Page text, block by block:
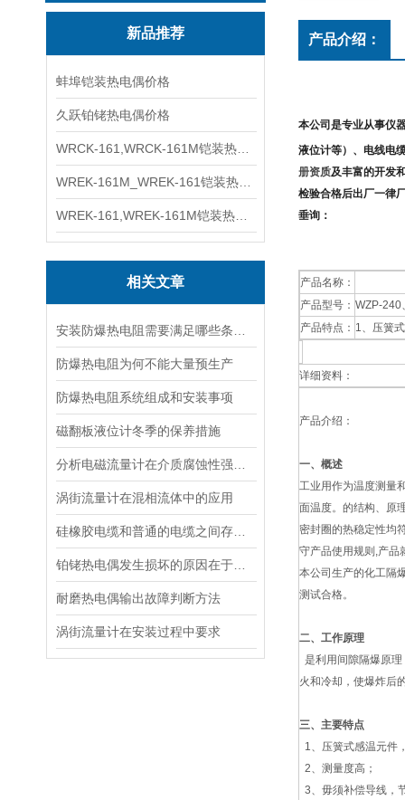
新品推荐
蚌埠铠装热电偶价格
久跃铂铑热电偶价格
相关文章
防爆热电阻为何不能大量预生产
防爆热电阻系统组成和安装事项
磁翻板液位计冬季的保养措施
涡街流量计在混相流体中的应用
耐磨热电偶输出故障判断方法
涡街流量计在安装过程中要求
产品介绍：
本公司是专业从事仪
液位计等）、电线电
册资质及丰富的开发
检验合格后出厂一律
垂询：
产品名称：
产品型号： WZP-240
产品特点： 1、压簧
详细资料：
产品介绍：
一、 概述
工业用作为温度测量
面温度。的结构、原
密封圈的热稳定性均
守产品使用规则,产品
本公司生产的化工隔
测试合格。
二、工作原理
是利用间隙隔爆原
火和冷却，使爆炸后
三、主要特点
1、压簧式感温元件
2、测量度高；
3、毋须补偿导线，